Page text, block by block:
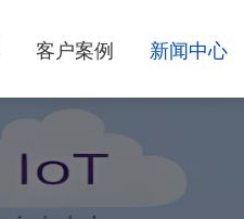
客户案例 新闻中心